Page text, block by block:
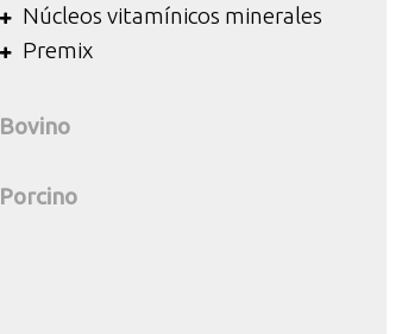
Núcleos vitamínicos minerales
Premix
Bovino
Porcino